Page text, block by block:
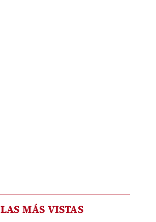
LAS MÁS VISTAS